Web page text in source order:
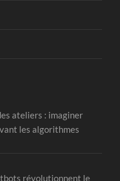
ateliers : imaginer
les algorithmes
révolutionnent le